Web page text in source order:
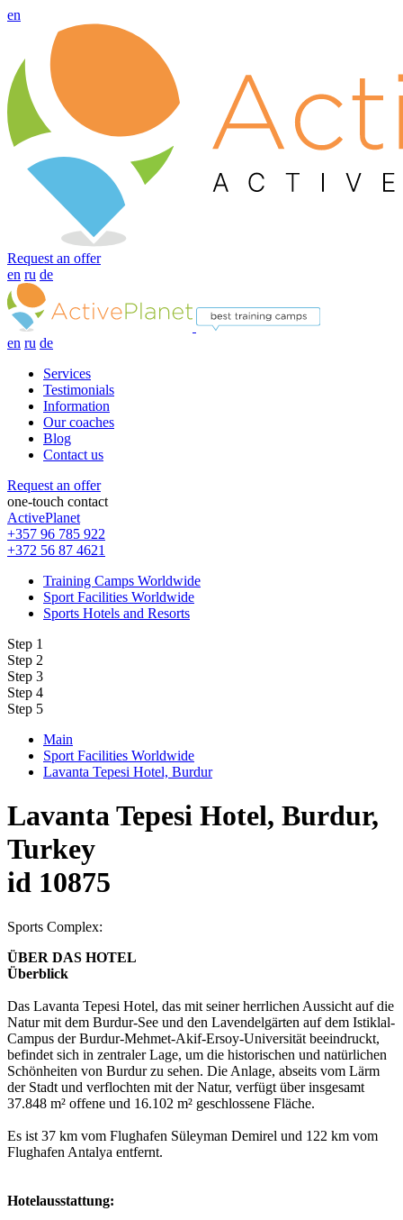
en
Request an offer
en ru de
en ru de
Services
Testimonials
Information
Our coaches
Blog
Contact us
Request an offer
one-touch contact
ActivePlanet
+357 96 785 922
+372 56 87 4621
Training Camps Worldwide
Sport Facilities Worldwide
Sports Hotels and Resorts
Step 1
Step 2
Step 3
Step 4
Step 5
Main
Sport Facilities Worldwide
Lavanta Tepesi Hotel, Burdur
Lavanta Tepesi Hotel, Burdur,
Turkey
id 10875
Sports Complex:
ÜBER DAS HOTEL
Überblick
Das Lavanta Tepesi Hotel, das mit seiner herrlichen Aussicht auf die
Natur mit dem Burdur-See und den Lavendelgärten auf dem Istiklal-
Campus der Burdur-Mehmet-Akif-Ersoy-Universität beeindruckt,
befindet sich in zentraler Lage, um die historischen und natürlichen
Schönheiten von Burdur zu sehen. Die Anlage, abseits vom Lärm
der Stadt und verflochten mit der Natur, verfügt über insgesamt
37.848 m² offene und 16.102 m² geschlossene Fläche.
Es ist 37 km vom Flughafen Süleyman Demirel und 122 km vom
Flughafen Antalya entfernt.
Hotelausstattung: